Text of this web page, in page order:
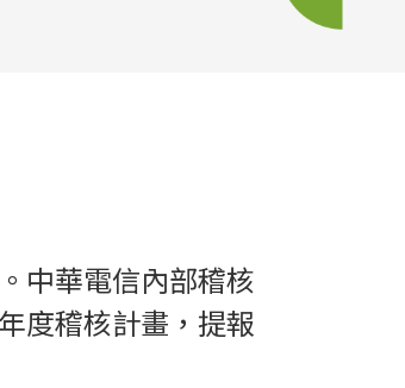
中華電信內部稽核
度稽核計畫，提報